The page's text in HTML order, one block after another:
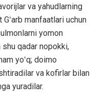
va yahudlarning
manfaatlari uchun
yomon
shu qadar nopokki,
yoʻq; doimo
va kofirlar bilan
yuradilar.